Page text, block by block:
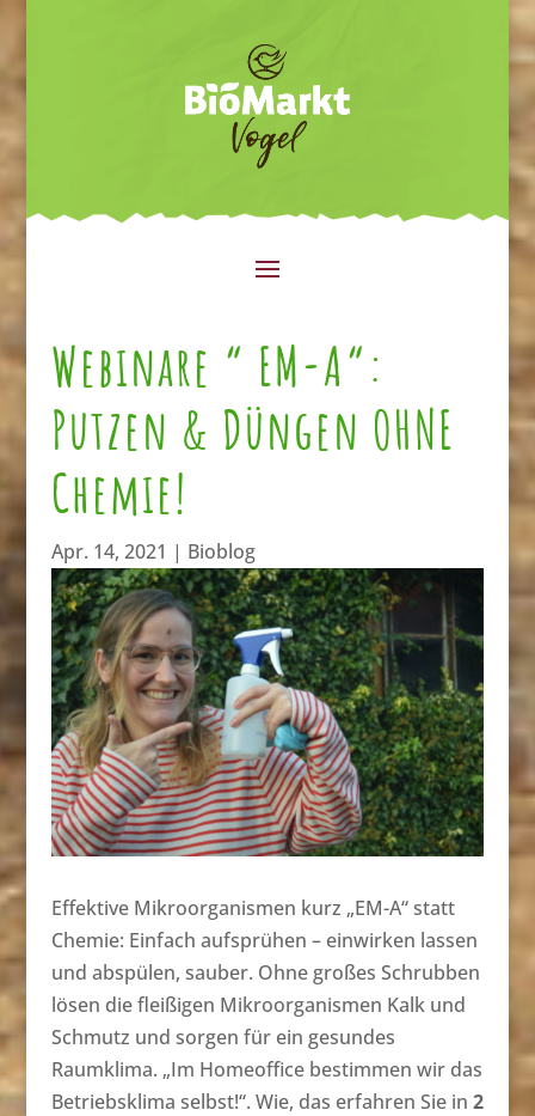
Webinare “ EM-A“:
Putzen & Düngen OHNE
Chemie!
Apr. 14, 2021 | Bioblog
Effektive Mikroorganismen kurz „EM-A“ statt
Chemie: Einfach aufsprühen – einwirken lassen
und abspülen, sauber. Ohne großes Schrubben
lösen die fleißigen Mikroorganismen Kalk und
Schmutz und sorgen für ein gesundes
Raumklima. „Im Homeoffice bestimmen wir das
Betriebsklima selbst!“. Wie, das erfahren Sie in 2